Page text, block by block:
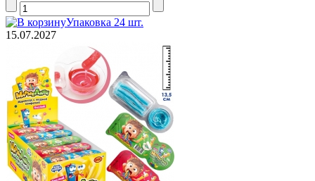
Упаковка 24 шт.
15.07.2027